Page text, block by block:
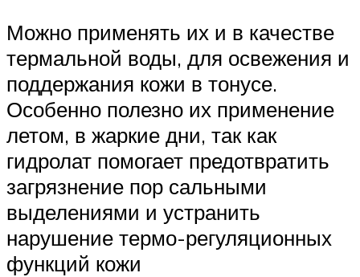
Можно применять их и в качестве
термальной воды, для освежения и
поддержания кожи в тонусе.
Особенно полезно их применение
летом, в жаркие дни, так как
гидролат помогает предотвратить
загрязнение пор сальными
выделениями и устранить
нарушение термо-регуляционных
функций кожи